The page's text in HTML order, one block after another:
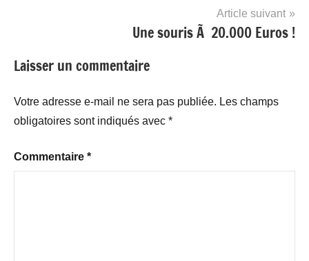
Article suivant
Une souris Ã 20.000 Euros !
Laisser un commentaire
Votre adresse e-mail ne sera pas publiée. Les champs
obligatoires sont indiqués avec *
Commentaire *